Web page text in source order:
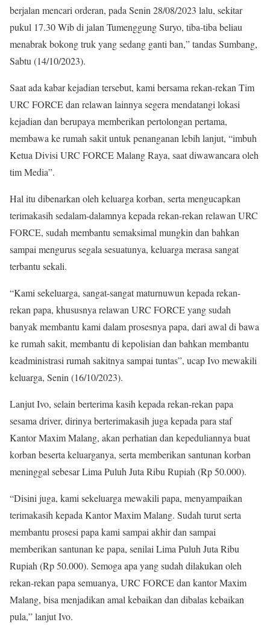
berjalan mencari orderan, pada Senin 28/08/2023 lalu, sekitar
pukul 17.30 Wib di jalan Tumenggung Suryo, tiba-tiba beliau
menabrak bokong truk yang sedang ganti ban,” tandas Sumbang,
Sabtu (14/10/2023).
Saat ada kabar kejadian tersebut, kami bersama rekan-rekan Tim
URC FORCE dan relawan lainnya segera mendatangi lokasi
kejadian dan berupaya memberikan pertolongan pertama,
membawa ke rumah sakit untuk penanganan lebih lanjut, “imbuh
Ketua Divisi URC FORCE Malang Raya, saat diwawancara oleh
tim Media”.
Hal itu dibenarkan oleh keluarga korban, serta mengucapkan
terimakasih sedalam-dalamnya kepada rekan-rekan relawan URC
FORCE, sudah membantu semaksimal mungkin dan bahkan
sampai mengurus segala sesuatunya, keluarga merasa sangat
terbantu sekali.
“Kami sekeluarga, sangat-sangat maturnuwun kepada rekan-
rekan papa, khususnya relawan URC FORCE yang sudah
banyak membantu kami dalam prosesnya papa, dari awal di bawa
ke rumah sakit, membantu di kepolisian dan bahkan membantu
keadministrasi rumah sakitnya sampai tuntas”, ucap Ivo mewakili
keluarga, Senin (16/10/2023).
Lanjut Ivo, selain berterima kasih kepada rekan-rekan papa
sesama driver, dirinya berterimakasih juga kepada para staf
Kantor Maxim Malang, akan perhatian dan kepeduliannya buat
korban beserta keluarganya, serta memberikan santunan korban
meninggal sebesar Lima Puluh Juta Ribu Rupiah (Rp 50.000).
“Disini juga, kami sekeluarga mewakili papa, menyampaikan
terimakasih kepada Kantor Maxim Malang. Sudah turut serta
membantu prosesi papa kami sampai akhir dan sampai
memberikan santunan ke papa, senilai Lima Puluh Juta Ribu
Rupiah (Rp 50.000). Semoga apa yang sudah dilakukan oleh
rekan-rekan papa semuanya, URC FORCE dan kantor Maxim
Malang, bisa menjadikan amal kebaikan dan dibalas kebaikan
pula,” lanjut Ivo.